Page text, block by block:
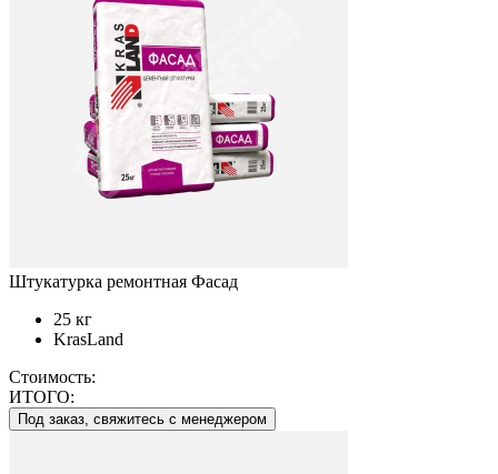
Штукатурка ремонтная Фасад
25 кг
KrasLand
Стоимость:
ИТОГО:
Под заказ, свяжитесь с менеджером